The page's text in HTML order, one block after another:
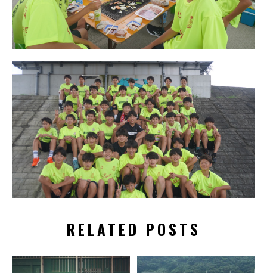
RELATED POSTS